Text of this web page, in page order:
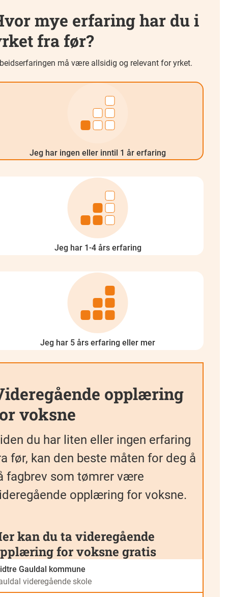
mye erfaring har du i
fra før?
må være allsidig og relevant for yrket.
Jeg har ingen eller inntil 1 år erfaring
Jeg har 1-4 års erfaring
Jeg har 5 års erfaring eller mer
opplæring
voksne
du har liten eller ingen erfaring
før, kan den beste måten for deg å
fagbrev som tømrer være
opplæring for voksne.
kan du ta videregående
for voksne gratis
Gauldal kommune
videregående skole